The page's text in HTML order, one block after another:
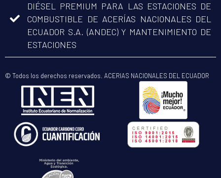
DIÉSEL PREMIUM PARA LAS ESTACIONES DE
COMBUSTIBLE DE ACERÍAS NACIONALES DEL
ECUADOR S.A. (ANDEC) Y MANTENIMIENTO DE
ESTACIONES
© Todos los derechos reservados. ACERIAS NACIONALES DEL ECUADOR